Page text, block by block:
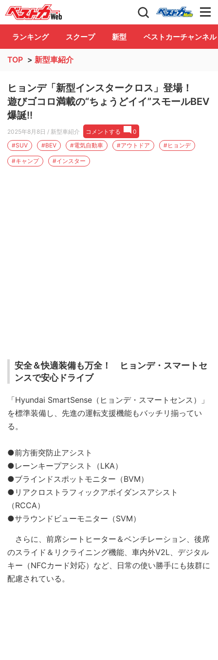
自動車情報誌「ベストカー」 Club
ランキング スクープ 新型 ベストカーチャンネル
TOP > 新型車紹介
ヒョンデ「新型インスタークロス」登場！
遊びゴコロ満載の“ちょうどイイ”スモールBEV
爆誕!!
2025年8月8日 / 新型車紹介 コメントする
0
#SUV
#BEV #電気自動車 #アウトドア #ヒョンデ
#キャンプ #インスター
安全＆快適装備も万全！ ヒョンデ・スマートセ
ンスで安心ドライブ
「Hyundai SmartSense（ヒョンデ・スマートセンス）」
を標準装備し、先進の運転支援機能もバッチリ揃ってい
る。
●前方衝突防止アシスト
●レーンキープアシスト（LKA）
●ブラインドスポットモニター（BVM）
●リアクロストラフィックアボイダンスアシスト
（RCCA）
●サラウンドビューモニター（SVM）
さらに、前席シートヒーター＆ベンチレーション、後席
のスライド＆リクライニング機能、車内外V2L、デジタル
キー（NFCカード対応）など、日常の使い勝手にも抜群に
配慮されている。